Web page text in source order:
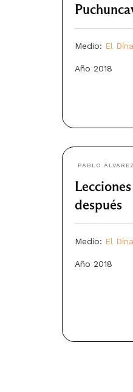
Medio: El
Año 2018
PABLO ÁLVAREZ
después
Medio: El
Año 2018